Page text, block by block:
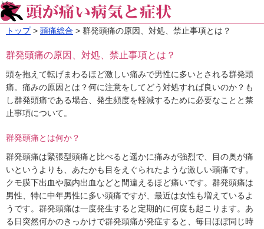
トップ 頭痛総合 群発頭痛の原因、対処、禁止事項とは？
群発頭痛の原因、対処、禁止事項とは？
頭を抱えて転げまわるほど激しい痛みで男性に多いとされる群発頭
痛。痛みの原因とは？何に注意をしてどう対処すれば良いのか？も
し群発頭痛である場合、発生頻度を軽減するために必要なことと禁
止事項について。
群発頭痛とは何か？
群発頭痛は緊張型頭痛と比べると遥かに痛みが強烈で、目の奥が痛
いというよりも、あたかも目をえぐられたような激しい頭痛です。
クモ膜下出血や脳内出血などと間違えるほど痛いです。群発頭痛は
男性、特に中年男性に多い頭痛ですが、最近は女性も増えているよ
うです。群発頭痛は一度発生すると定期的に何度も起こります。あ
る日突然何かのきっかけで群発頭痛が発症すると、毎日ほぼ同じ時